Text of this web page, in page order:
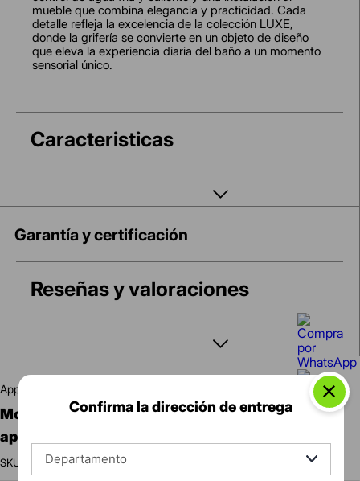
mueble que combina elegancia y practicidad. Cada
detalle refleja la excelencia de la colección LUXE,
donde la grifería se convierte en un objeto de diseño
que eleva la experiencia diaria del baño a un momento
sensorial único.
Caracteristicas
Garantía y certificación
Reseñas y valoraciones
appolo
monocomando de lavatorio alta luxe chrome
appolo
17619
Confirma la dirección de entrega